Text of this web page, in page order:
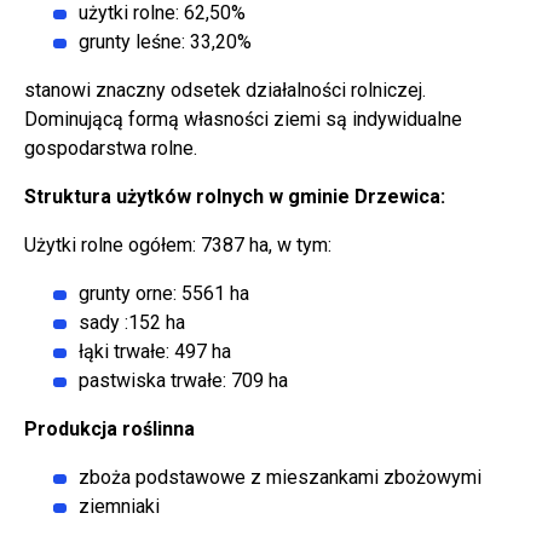
użytki rolne: 62,50%
grunty leśne: 33,20%
stanowi znaczny odsetek działalności rolniczej.
Dominującą formą własności ziemi są indywidualne
gospodarstwa rolne.
Struktura użytków rolnych w gminie Drzewica:
Użytki rolne ogółem: 7387 ha, w tym:
grunty orne: 5561 ha
sady :152 ha
łąki trwałe: 497 ha
pastwiska trwałe: 709 ha
Produkcja roślinna
zboża podstawowe z mieszankami zbożowymi
ziemniaki